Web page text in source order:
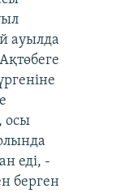
ауылда
осы
еді, -
берген